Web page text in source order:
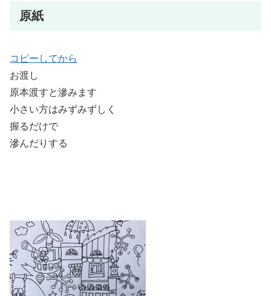
原紙
コピーしてから
お渡し
原本渡すと滲みます
小さい方はみずみずしく
握るだけで
滲んだりする